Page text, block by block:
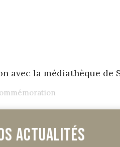
avec la médiathèque de
Actualités